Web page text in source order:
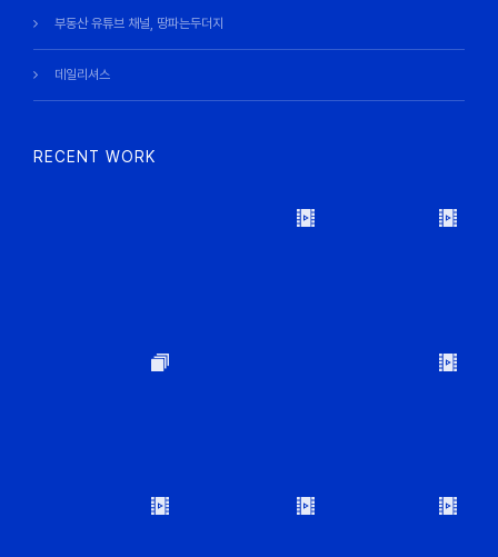
부동산 유튜브 채널, 땅파는두더지
데일리셔스
RECENT WORK